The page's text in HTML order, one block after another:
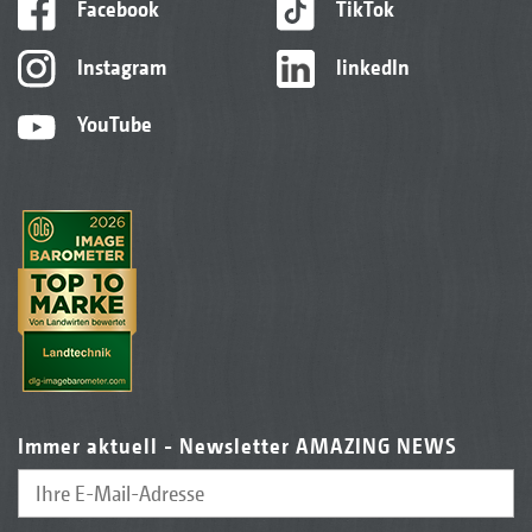
Facebook
Instagram
YouTube
TikTok
linkedIn
Immer aktuell - Newsletter AMAZING NEWS